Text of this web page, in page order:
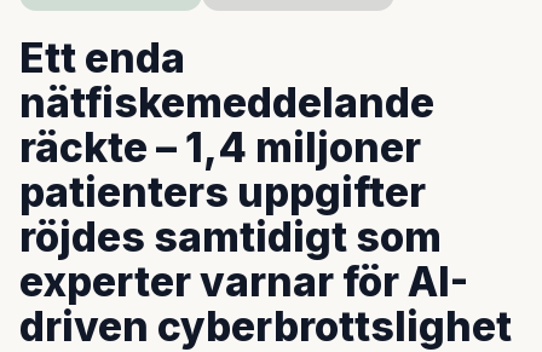
Ett enda
nätfiskemeddelande
räckte – 1,4 miljoner
patienters uppgifter
röjdes samtidigt som
experter varnar för AI-
driven cyberbrottslighet